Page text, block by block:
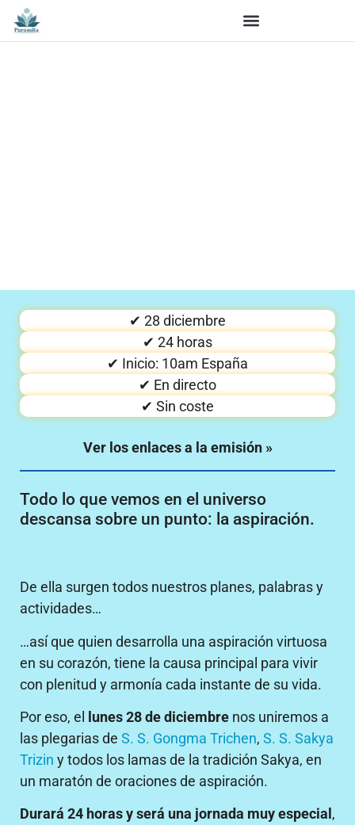
✔ 28 diciembre
✔ 24 horas
✔ Inicio: 10am España
✔ En directo
✔ Sin coste
Ver los enlaces a la emisión »
Todo lo que vemos en el universo
descansa sobre un punto: la aspiración.
De ella surgen todos nuestros planes, palabras y
actividades…
…así que quien desarrolla una aspiración virtuosa
en su corazón, tiene la causa principal para vivir
con plenitud y armonía cada instante de su vida.
Por eso, el
lunes 28 de diciembre nos uniremos a
las plegarias de S. S. Gongma Trichen, S. S. Sakya
Trizin y todos los lamas de la tradición Sakya, en
un maratón de oraciones de aspiración.
Durará 24 horas y será una jornada muy especial ,